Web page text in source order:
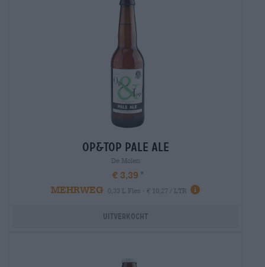
op&top pale ale
De Molen
€ 3,39
MEHRWEG
0,33 L Fles - € 10,27 / LTR
Uitverkocht